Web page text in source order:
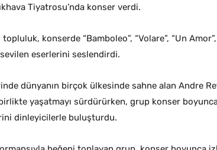
Tiyatrosu’nda konser verdi.
konserde “Bamboleo”, “Volare”, “Un
eserlerini seslendirdi.
dünyanın birçok ülkesinde sahne alan Andre
yaşatmayı sürdürürken, grup konser
dinleyicilerle buluşturdu.